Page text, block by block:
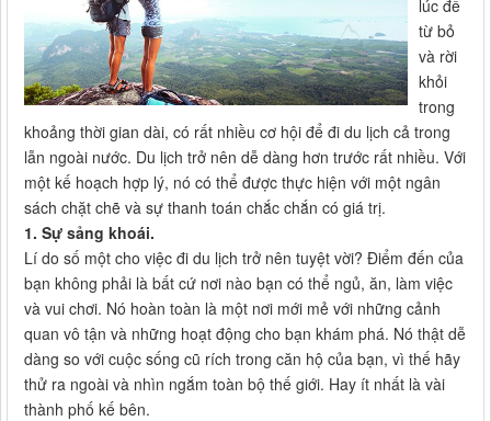
lúc để
từ bỏ
và rời
khỏi
trong
khoảng thời gian dài, có rất nhiều cơ hội để đi du lịch cả trong
lẫn ngoài nước. Du lịch trở nên dễ dàng hơn trước rất nhiều. Với
một kế hoạch hợp lý, nó có thể được thực hiện với một ngân
sách chặt chẽ và sự thanh toán chắc chắn có giá trị.
1. Sự sảng khoái.
Lí do số một cho việc đi du lịch trở nên tuyệt vời? Điểm đến của
bạn không phải là bất cứ nơi nào bạn có thể ngủ, ăn, làm việc
và vui chơi. Nó hoàn toàn là một nơi mới mẻ với những cảnh
quan vô tận và những hoạt động cho bạn khám phá. Nó thật dễ
dàng so với cuộc sống cũ rích trong căn hộ của bạn, vì thế hãy
thử ra ngoài và nhìn ngắm toàn bộ thế giới. Hay ít nhất là vài
thành phố kế bên.